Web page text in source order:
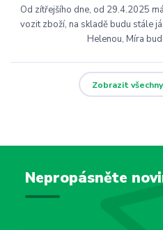
Od zítřejšího dne, od 29.4.2025
vozit zboží, na skladě budu stále
Helenou, Míra
Zobrazit
Nepropásněte